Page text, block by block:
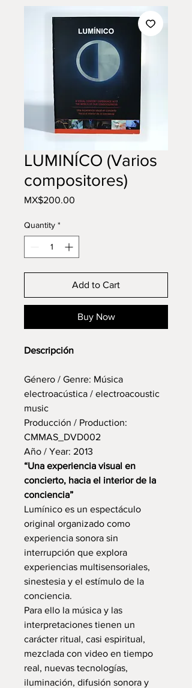
LUMINÍCO (Varios
compositores)
MX$200.00
Quantity *
Add to Cart
Buy Now
Descripción
Género / Genre: Música
electroacústica / electroacoustic
music
Producción / Production:
CMMAS_DVD002
Año / Year: 2013
“Una experiencia visual en
concierto, hacia el interior de la
conciencia”
Lumínico es un espectáculo
original organizado como
experiencia sonora sin
interrupción que explora
experiencias multisensoriales,
sinestesia y el estímulo de la
conciencia.
Para ello la música y las
interpretaciones tienen un
carácter ritual, casi espiritual,
mezclada con video en tiempo
real, nuevas tecnologías,
iluminación, difusión sonora y